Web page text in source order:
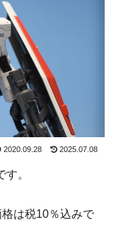
2020.09.28 2025.07.08
。
は税10％込みで